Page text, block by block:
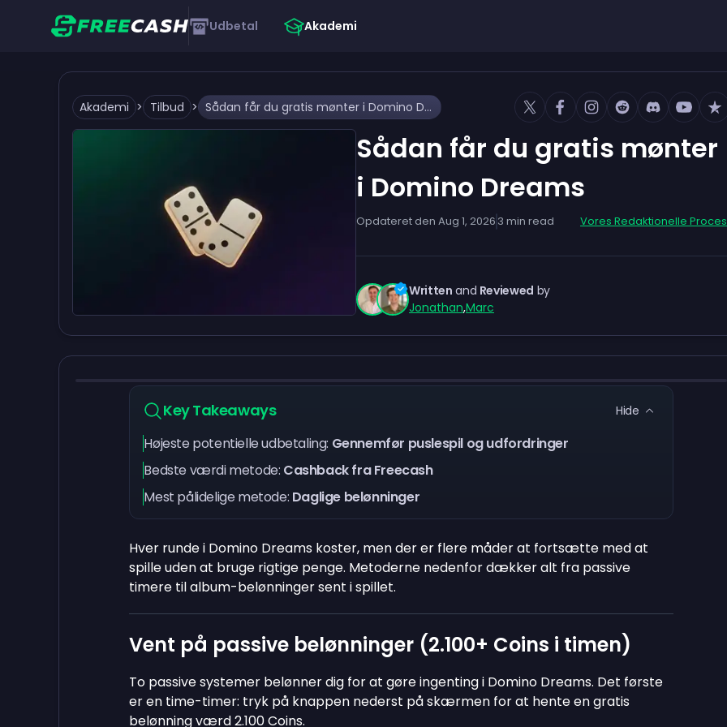
Udbetal Akademi
Akademi > Tilbud > Sådan får du gratis mønter i Domino Dreams
Sådan får du gratis mønter
i Domino Dreams
Opdateret den Aug 1, 2026 3 min read Vores Redaktionelle Proces
Written and Reviewed by
Jonathan,Marc
Key Takeaways Hide
Højeste potentielle udbetaling: Gennemfør puslespil og udfordringer
Bedste værdi metode: Cashback fra Freecash
Mest pålidelige metode: Daglige belønninger
Hver runde i Domino Dreams koster, men der er flere måder at fortsætte med at
spille uden at bruge rigtige penge. Metoderne nedenfor dækker alt fra passive
timere til album-belønninger sent i spillet.
Vent på passive belønninger (2.100+ Coins i timen)
To passive systemer belønner dig for at gøre ingenting i Domino Dreams. Det første
er en time-timer: tryk på knappen nederst på skærmen for at hente en gratis
belønning værd 2.100 Coins.